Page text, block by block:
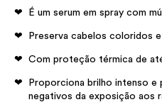
É um serum em spray com
Preserva cabelos coloridos
Com proteção térmica de
Proporciona brilho intenso
negativos da exposição aos